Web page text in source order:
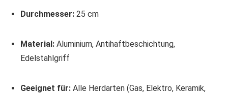
Durchmesser:25 cm
Material:Aluminium, Antihaftbeschichtung,
Edelstahlgriff
Geeignet für:Alle Herdarten (Gas, Elektro, Keramik,